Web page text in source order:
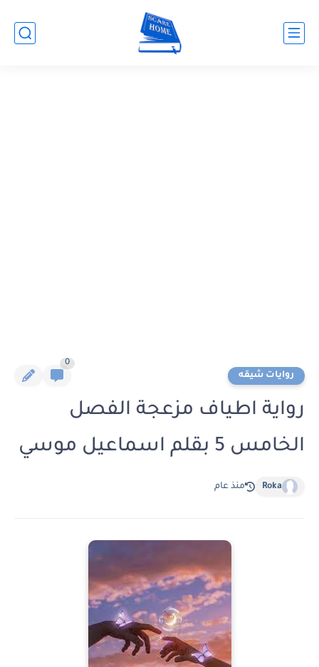
روايات شيقه
0
رواية اطياف مزعجة الفصل
الخامس 5 بقلم اسماعيل موسي
Roka منذ عام